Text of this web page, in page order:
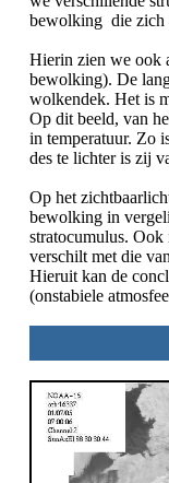
bewolking die zich
Hierin zien we ook
bewolking). De
wolkendek. Het is
Op dit beeld, van
in temperatuur. Zo
des te lichter is zij
Op het
bewolking in
stratocumulus. Ook
verschilt met die
Hieruit kan de
(onstabiele